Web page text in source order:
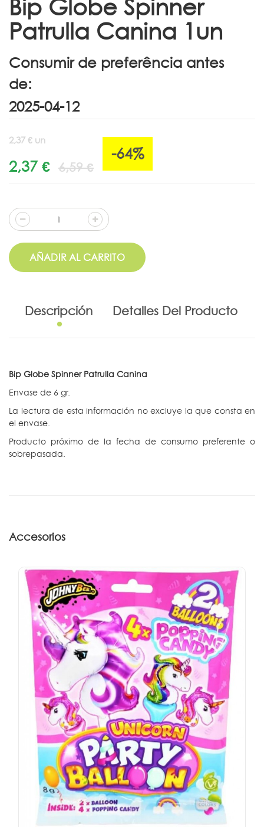
Bip Globe Spinner
Patrulla Canina 1un
Consumir de preferência antes
de:
2,37 € un
2,37 € 6,59 €
-64%
AÑADIR AL CARRITO
Descripción Detalles Del Producto
Bip Globe Spinner Patrulla Canina
Envase de 6 gr.
La lectura de esta información no excluye la que consta en
el envase.
Producto próximo de la fecha de consumo preferente o
sobrepasada.
Accesorios